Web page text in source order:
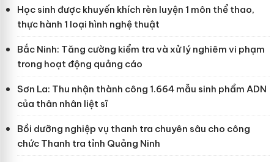
Học sinh được khuyến khích rèn luyện 1 môn thể thao,
thực hành 1 loại hình nghệ thuật
Bắc Ninh: Tăng cường kiểm tra và xử lý nghiêm vi phạm
trong hoạt động quảng cáo
Sơn La: Thu nhận thành công 1.664 mẫu sinh phẩm ADN
của thân nhân liệt sĩ
Bồi dưỡng nghiệp vụ thanh tra chuyên sâu cho công
chức Thanh tra tỉnh Quảng Ninh